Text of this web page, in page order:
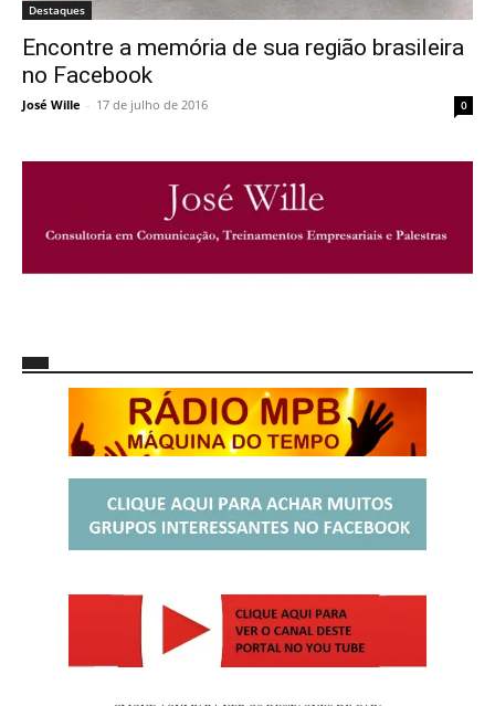
Destaques
Encontre a memória de sua região brasileira
no Facebook
José Wille - 17 de julho de 2016 0
http://josewille.com.br